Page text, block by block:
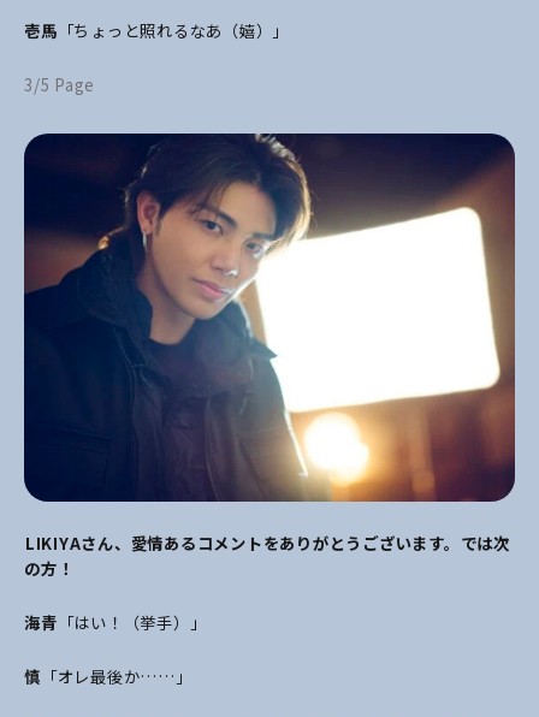
壱馬 「ちょっと照れるなあ（嬉）」
3/5 Page
――LIKIYAさん、愛情あるコメントをありがとうございます。では次
の方！
海青 「はい！（挙手）」
慎 「オレ最後か……」